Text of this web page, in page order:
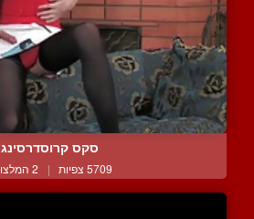
סקס קרוסדרסינג
5709 צפיות | 2 המלצות